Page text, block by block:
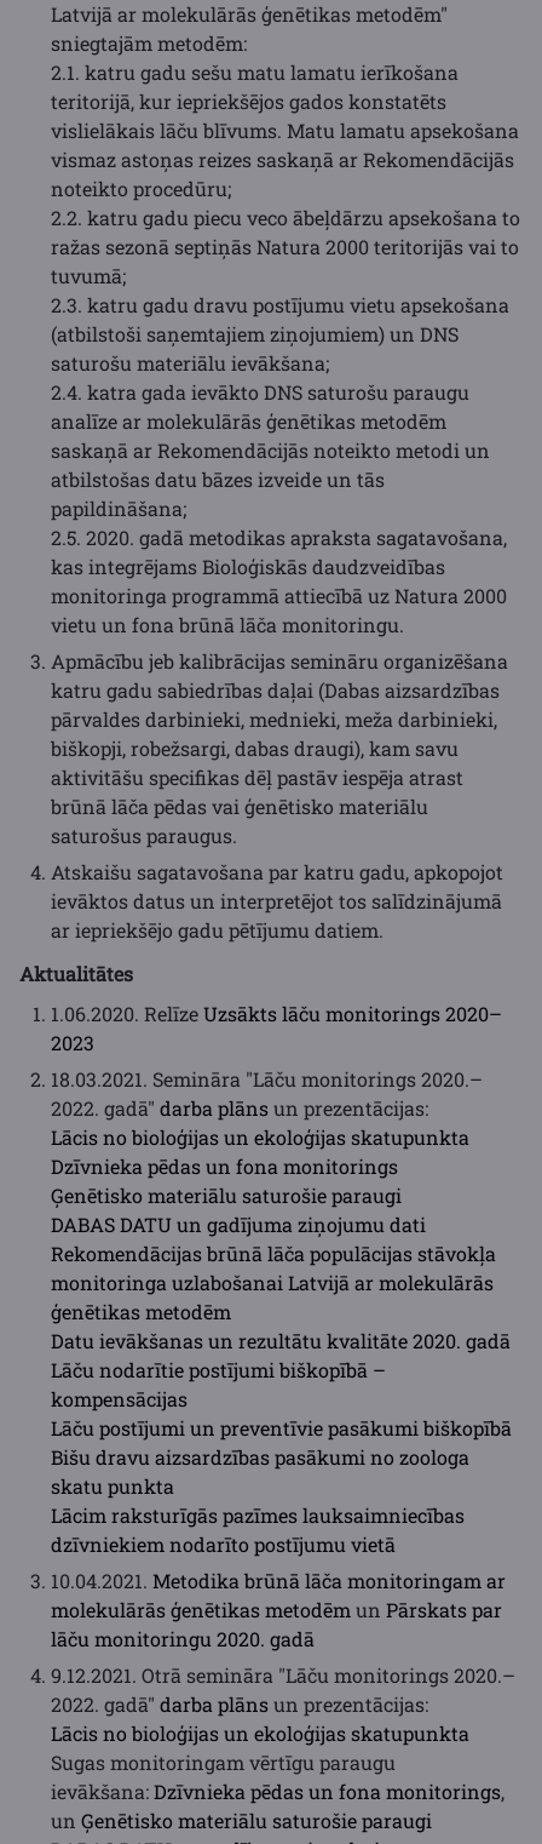
Latvijā ar molekulārās ģenētikas metodēm"
sniegtajām metodēm:
2.1. katru gadu sešu matu lamatu ierīkošana
teritorijā, kur iepriekšējos gados konstatēts
vislielākais lāču blīvums. Matu lamatu apsekošana
vismaz astoņas reizes saskaņā ar Rekomendācijās
noteikto procedūru;
2.2. katru gadu piecu veco ābeļdārzu apsekošana to
ražas sezonā septiņās Natura 2000 teritorijās vai to
tuvumā;
2.3. katru gadu dravu postījumu vietu apsekošana
(atbilstoši saņemtajiem ziņojumiem) un DNS
saturošu materiālu ievākšana;
2.4. katra gada ievākto DNS saturošu paraugu
analīze ar molekulārās ģenētikas metodēm
saskaņā ar Rekomendācijās noteikto metodi un
atbilstošas datu bāzes izveide un tās
papildināšana;
2.5. 2020. gadā metodikas apraksta sagatavošana,
kas integrējams Bioloģiskās daudzveidības
monitoringa programmā attiecībā uz Natura 2000
vietu un fona brūnā lāča monitoringu.
Apmācību jeb kalibrācijas semināru organizēšana
katru gadu sabiedrības daļai (Dabas aizsardzības
pārvaldes darbinieki, mednieki, meža darbinieki,
biškopji, robežsargi, dabas draugi), kam savu
aktivitāšu specifikas dēļ pastāv iespēja atrast
brūnā lāča pēdas vai ģenētisko materiālu
saturošus paraugus.
Atskaišu sagatavošana par katru gadu, apkopojot
ievāktos datus un interpretējot tos salīdzinājumā
ar iepriekšējo gadu pētījumu datiem.
Aktualitātes
1.06.2020. RelīzeUzsākts lāču monitorings 2020–
2023
18.03.2021. Semināra "Lāču monitorings 2020.–
2022. gadā" darba plānsun prezentācijas:
Lācis no bioloģijas un ekoloģijas skatupunkta
Dzīvnieka pēdas un fona monitorings
Ģenētisko materiālu saturošie paraugi
DABAS DATU un gadījuma ziņojumu dati
Rekomendācijas brūnā lāča populācijas stāvokļa
monitoringa uzlabošanai Latvijā ar molekulārās
ģenētikas metodēm
Datu ievākšanas un rezultātu kvalitāte 2020. gadā
Lāču nodarītie postījumi biškopībā –
kompensācijas
Lāču postījumi un preventīvie pasākumi biškopībā
Bišu dravu aizsardzības pasākumi no zoologa
skatu punkta
Lācim raksturīgās pazīmes lauksaimniecības
dzīvniekiem nodarīto postījumu vietā
10.04.2021. Metodika brūnā lāča monitoringam ar
molekulārās ģenētikas metodēm un Pārskats par
lāču monitoringu 2020. gadā
9.12.2021. Otrā semināra "Lāču monitorings 2020.–
2022. gadā" darba plānsun prezentācijas:
Lācis no bioloģijas un ekoloģijas skatupunkta
Sugas monitoringam vērtīgu paraugu
ievākšana:Dzīvnieka pēdas un fona monitorings,
un Ģenētisko materiālu saturošie paraugi